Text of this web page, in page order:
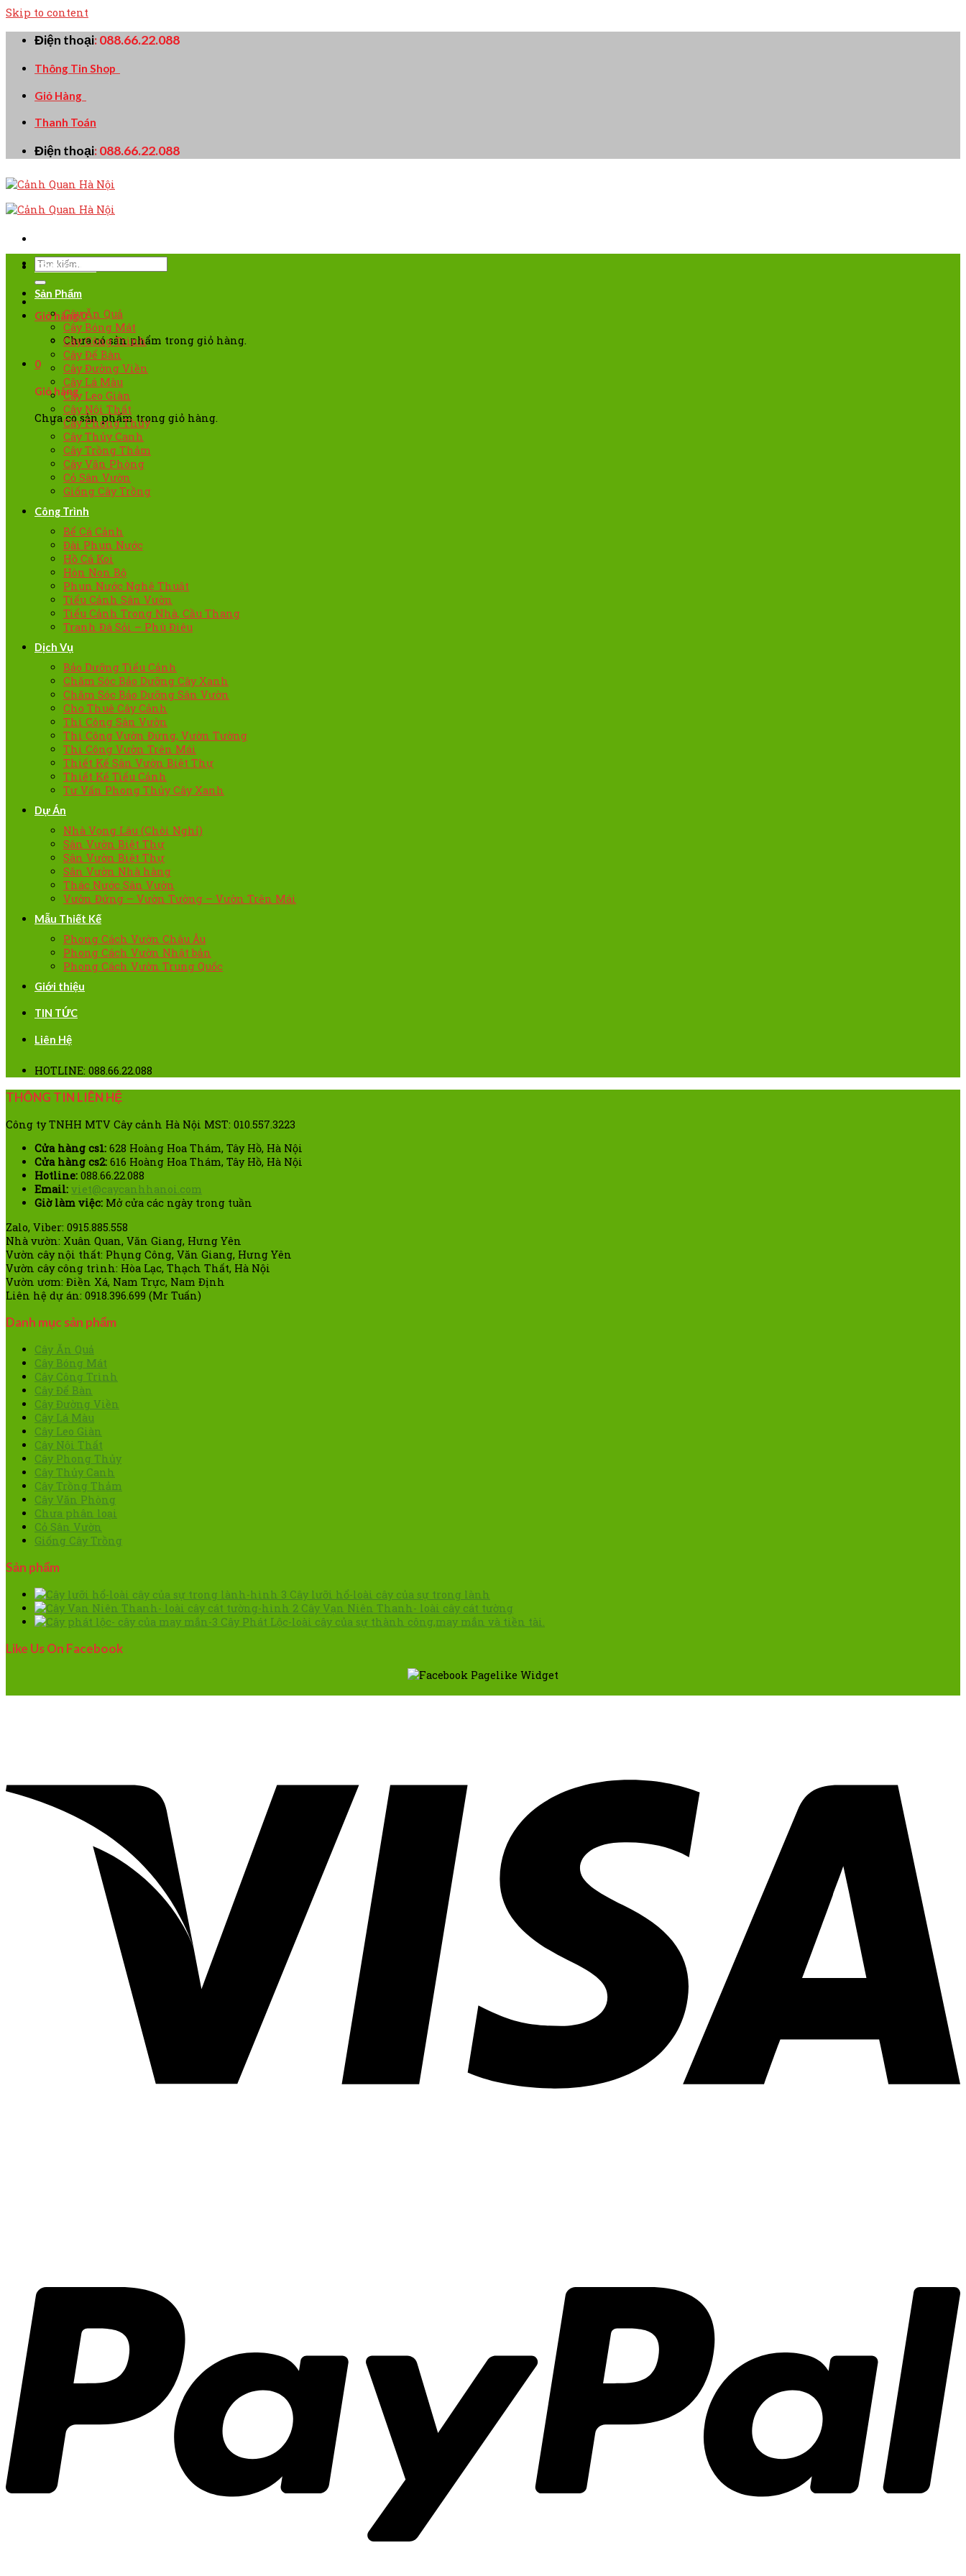
Skip to content
Điện thoại:088.66.22.088
Thông Tin Shop
Giỏ Hàng
Thanh Toán
Điện thoại:088.66.22.088
Giỏ hàng0
Chưa có sản phẩm trong giỏ hàng.
0
Giỏ hàng
Chưa có sản phẩm trong giỏ hàng.
TRANG CHỦ
Sản Phẩm
Cây Ăn Quả
Cây Bóng Mát
Cây Công Trình
Cây Để Bàn
Cây Đường Viền
Cây Lá Màu
Cây Leo Giàn
Cây Nội Thất
Cây Phong Thủy
Cây Thủy Canh
Cây Trồng Thảm
Cây Văn Phòng
Cỏ Sân Vườn
Giống Cây Trồng
Công Trình
Bể Cá Cảnh
Đài Phun Nước
Hồ Cá Koi
Hòn Non Bộ
Phun Nước Nghệ Thuật
Tiểu Cảnh Sân Vườn
Tiểu Cảnh Trong Nhà, Cầu Thang
Tranh Đá Sỏi – Phù Điêu
Dịch Vụ
Bảo Dưỡng Tiểu Cảnh
Chăm Sóc Bảo Dưỡng Cây Xanh
Chăm Sóc Bảo Dưỡng Sân Vườn
Cho Thuê Cây Cảnh
Thi Công Sân Vườn
Thi Công Vườn Đứng, Vườn Tường
Thi Công Vườn Trên Mái
Thiết Kế Sân Vườn Biệt Thự
Thiết Kế Tiểu Cảnh
Tư Vấn Phong Thủy Cây Xanh
Dự Án
Nhà Vọng Lâu (Chòi Nghỉ)
Sân Vườn Biệt Thự
Sân Vườn Biệt Thự
Sân Vườn Nhà hàng
Thác Nước Sân Vườn
Vườn Đứng – Vườn Tường – Vườn Trên Mái
Mẫu Thiết Kế
Phong Cách Vườn Châu Âu
Phong Cách Vườn Nhật bản
Phong Cách Vườn Trung Quốc
Giới thiệu
TIN TỨC
Liên Hệ
HOTLINE: 088.66.22.088
THÔNG TIN LIÊN HỆ
Công ty TNHH MTV Cây cảnh Hà Nội MST: 010.557.3223
Cửa hàng cs1: 628 Hoàng Hoa Thám, Tây Hồ, Hà Nội
Cửa hàng cs2: 616 Hoàng Hoa Thám, Tây Hồ, Hà Nội
Hotline: 088.66.22.088
Email: viet@caycanhhanoi.com
Giờ làm việc: Mở cửa các ngày trong tuần
Zalo, Viber: 0915.885.558
Nhà vườn: Xuân Quan, Văn Giang, Hưng Yên
Vườn cây nội thất: Phụng Công, Văn Giang, Hưng Yên
Vườn cây công trình: Hòa Lạc, Thạch Thất, Hà Nội
Vườn ươm: Điền Xá, Nam Trực, Nam Định
Liên hệ dự án: 0918.396.699 (Mr Tuấn)
Danh mục sản phẩm
Cây Ăn Quả
Cây Bóng Mát
Cây Công Trình
Cây Để Bàn
Cây Đường Viền
Cây Lá Màu
Cây Leo Giàn
Cây Nội Thất
Cây Phong Thủy
Cây Thủy Canh
Cây Trồng Thảm
Cây Văn Phòng
Chưa phân loại
Cỏ Sân Vườn
Giống Cây Trồng
Sản phẩm
Cây lưỡi hổ-loài cây của sự trong lành
Cây Vạn Niên Thanh- loài cây cát tường
Cây Phát Lộc-loài cây của sự thành công,may mắn và tiền tài.
Like Us On Facebook